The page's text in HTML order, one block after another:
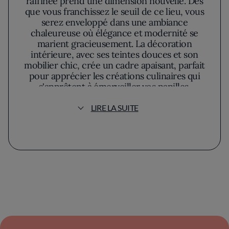
que vous franchissez le seuil de ce lieu, vous
serez enveloppé dans une ambiance
chaleureuse où élégance et modernité se
marient gracieusement. La décoration
intérieure, avec ses teintes douces et son
mobilier chic, crée un cadre apaisant, parfait
pour apprécier les créations culinaires qui
s'apprêtent à émerveiller vos papilles.
Ce qui distingue Pickles, c'est sa carte, un
produits de saison et son respect profond
et de fraîcheur qui anime l'âme de ce lieu.
LIRE LA SUITE